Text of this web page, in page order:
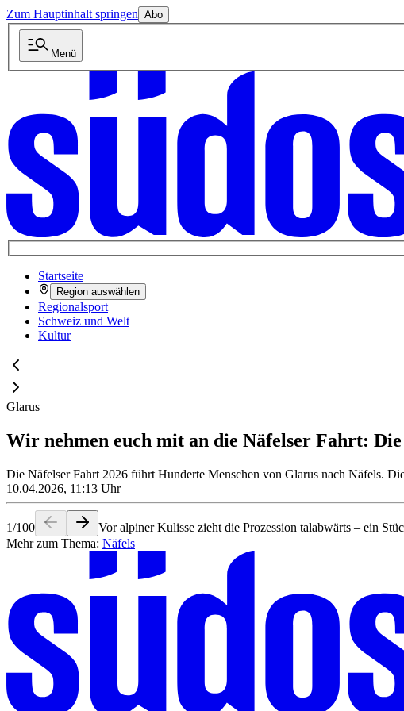
Zum Hauptinhalt springen Abo
Menü
Startseite
Region auswählen
Regionalsport
Schweiz und Welt
Kultur
Glarus
Wir nehmen euch mit an die Näfelser Fahrt:
Die Näfelser Fahrt 2026 führt Hunderte Menschen von Glarus nach Näfels.
10.04.2026, 11:13 Uhr
1/100 Vor alpiner Kulisse zieht die Prozession talabwärts – ein
Mehr zum Thema: Näfels